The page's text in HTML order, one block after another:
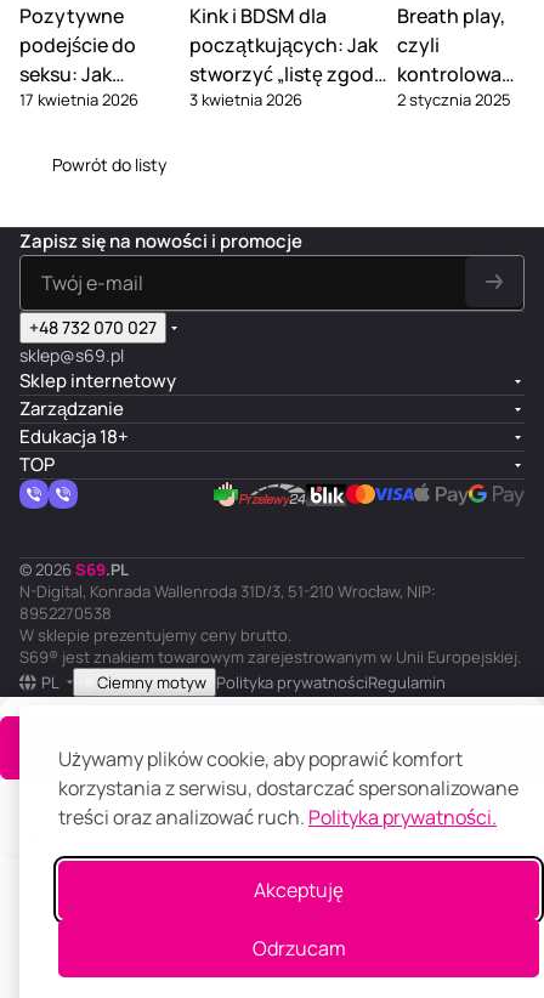
Używamy plików cookie, aby poprawić komfort
korzystania z serwisu, dostarczać spersonalizowane
treści oraz analizować ruch. Polityka prywatności.
Akceptuję
Odrzucam
Pozytywne
podejście do
seksu: Jak
przestać obwiniać
fantazje
17 kwietnia 2026
Kink i BDSM dla
początkujących: Jak
stworzyć „listę zgody”
i omówić słowa-
3 kwietnia 2026
Breath play,
czyli
kontrolowane
duszenie
2 stycznia 2025
Powrót do listy
Do koszyka
Zapisz się na nowości i promocje
+48 732 070 027
sklep@s69.pl
Sklep internetowy
Zarządzanie
Edukacja 18+
TOP
© 2026 S69.PL
N-Digital, Konrada Wallenroda 31D/3, 51-210 Wrocław, NIP:
8952270538
W sklepie prezentujemy ceny brutto.
S69® jest znakiem towarowym zarejestrowanym w Unii Europejskiej.
PL
Ciemny motyw Polityka prywatnościRegulamin